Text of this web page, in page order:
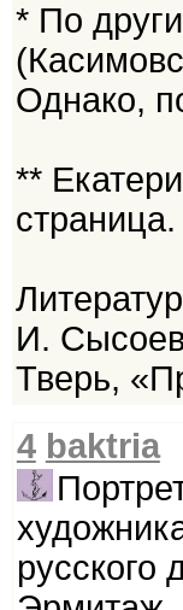
* По
Однако,
**
страница.
И. Сысоев
Тверь,
4 baktria
русского